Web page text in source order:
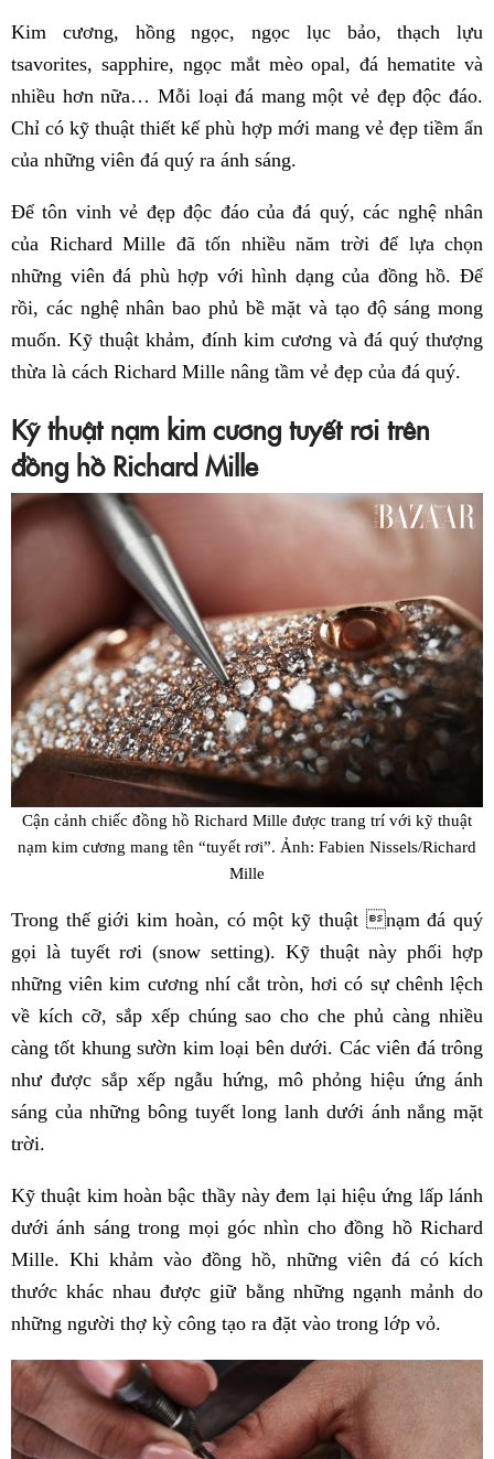
Kim cương, hồng ngọc, ngọc lục bảo, thạch lựu
tsavorites, sapphire, ngọc mắt mèo opal, đá hematite và
nhiều hơn nữa… Mỗi loại đá mang một vẻ đẹp độc đáo.
Chỉ có kỹ thuật thiết kế phù hợp mới mang vẻ đẹp tiềm ẩn
của những viên đá quý ra ánh sáng.
Để tôn vinh vẻ đẹp độc đáo của đá quý, các nghệ nhân
của Richard Mille đã tốn nhiều năm trời để lựa chọn
những viên đá phù hợp với hình dạng của đồng hồ. Để
rồi, các nghệ nhân bao phủ bề mặt và tạo độ sáng mong
muốn. Kỹ thuật khảm, đính kim cương và đá quý thượng
thừa là cách Richard Mille nâng tầm vẻ đẹp của đá quý.
Kỹ thuật nạm kim cương tuyết rơi trên
đồng hồ Richard Mille
Cận cảnh chiếc đồng hồ Richard Mille được trang trí với kỹ thuật
nạm kim cương mang tên “tuyết rơi”. Ảnh: Fabien Nissels/Richard
Mille
Trong thế giới kim hoàn, có một kỹ thuật nạm đá quý
gọi là tuyết rơi (snow setting). Kỹ thuật này phối hợp
những viên kim cương nhí cắt tròn, hơi có sự chênh lệch
về kích cỡ, sắp xếp chúng sao cho che phủ càng nhiều
càng tốt khung sườn kim loại bên dưới. Các viên đá trông
như được sắp xếp ngẫu hứng, mô phỏng hiệu ứng ánh
sáng của những bông tuyết long lanh dưới ánh nắng mặt
trời.
Kỹ thuật kim hoàn bậc thầy này đem lại hiệu ứng lấp lánh
dưới ánh sáng trong mọi góc nhìn cho đồng hồ Richard
Mille. Khi khảm vào đồng hồ, những viên đá có kích
thước khác nhau được giữ bằng những ngạnh mảnh do
những người thợ kỳ công tạo ra đặt vào trong lớp vỏ.